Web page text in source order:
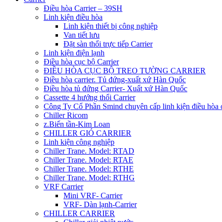
Điều hòa Carrier – 39SH
Linh kiện điều hòa
Linh kiện thiết bị công nghiệp
Van tiết lưu
Đặt sàn thổi trực tiếp Carrier
Linh kiện điện lạnh
Điều hòa cục bộ Carrier
ĐIỀU HÒA CỤC BỘ TREO TƯỜNG CARRIER
Điều hòa carrier. Tủ đứng-xuất xứ Hàn Quốc
Điều hòa tủ đứng Carrier- Xuất xứ Hàn Quốc
Cassette 4 hướng thổi Carrier
Công Ty Cổ Phần Smind chuyên cấp linh kiện điều hòa
Chiller Ricom
z.Biến tần-Kim Loan
CHILLER GIÓ CARRIER
Linh kiện công nghiệp
Chiller Trane. Model: RTAD
Chiller Trane. Model: RTAE
Chiller Trane. Model: RTHE
Chiller Trane. Model: RTHG
VRF Carrier
Mini VRF- Carrier
VRF- Dàn lạnh-Carrier
CHILLER CARRIER